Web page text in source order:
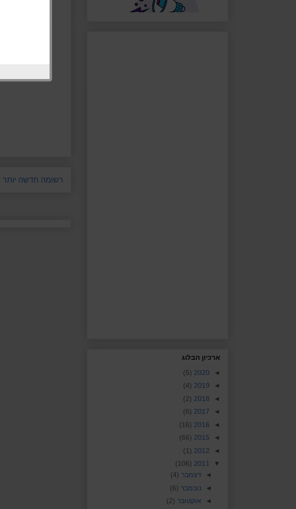
רשומה חדשה יותר
ארכיון הבלוג
◄
2020
(5)
◄
2019
(4)
◄
2018
(2)
◄
2017
(6)
◄
2016
(16)
◄
2015
(66)
◄
2012
(1)
▼
2011
(106)
◄ דצמבר (4)
◄ נובמבר (6)
◄ אוקטובר (2)